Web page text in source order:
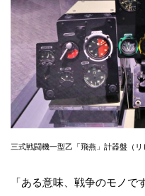
三式戦闘機一型乙「飛燕」計器盤（リ
「ある意味、戦争のモノ